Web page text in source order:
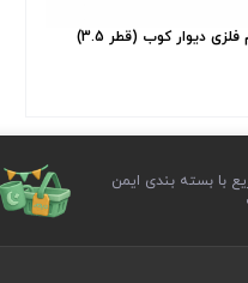
دیوار کوب (قطر 3.5)
با بسته بندی ایمن